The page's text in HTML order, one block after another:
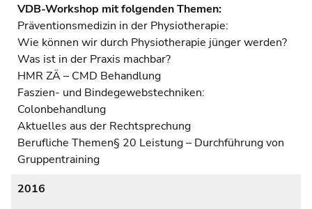
VDB-Workshop mit folgenden Themen:
Präventionsmedizin in der Physiotherapie:
Wie können wir durch Physiotherapie jünger werden?
Was ist in der Praxis machbar?
HMR ZÄ – CMD Behandlung
Faszien- und Bindegewebstechniken:
Colonbehandlung
Aktuelles aus der Rechtsprechung
Berufliche Themen§ 20 Leistung – Durchführung von
Gruppentraining
2016